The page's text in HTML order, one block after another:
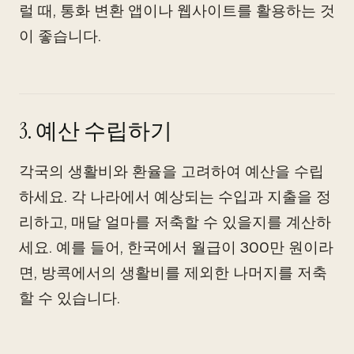
럴 때, 통화 변환 앱이나 웹사이트를 활용하는 것
이 좋습니다.
3. 예산 수립하기
각국의 생활비와 환율을 고려하여 예산을 수립
하세요. 각 나라에서 예상되는 수입과 지출을 정
리하고, 매달 얼마를 저축할 수 있을지를 계산하
세요. 예를 들어, 한국에서 월급이 300만 원이라
면, 방콕에서의 생활비를 제외한 나머지를 저축
할 수 있습니다.